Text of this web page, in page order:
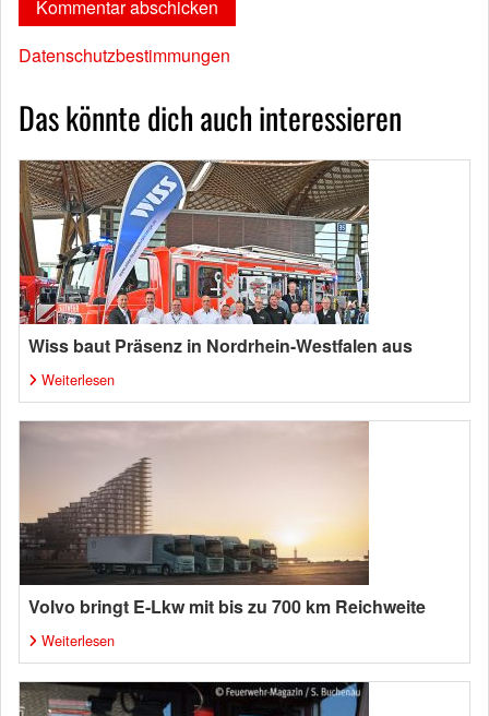
Datenschutzbestimmungen
Das könnte dich auch interessieren
Wiss baut Präsenz in Nordrhein-Westfalen aus
Weiterlesen
Volvo bringt E-Lkw mit bis zu 700 km Reichweite
Weiterlesen